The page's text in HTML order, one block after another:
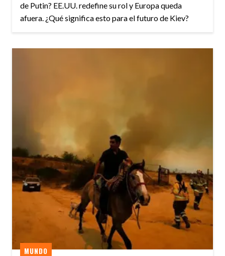
de Putin? EE.UU. redefine su rol y Europa queda
afuera. ¿Qué significa esto para el futuro de Kiev?
MUNDO